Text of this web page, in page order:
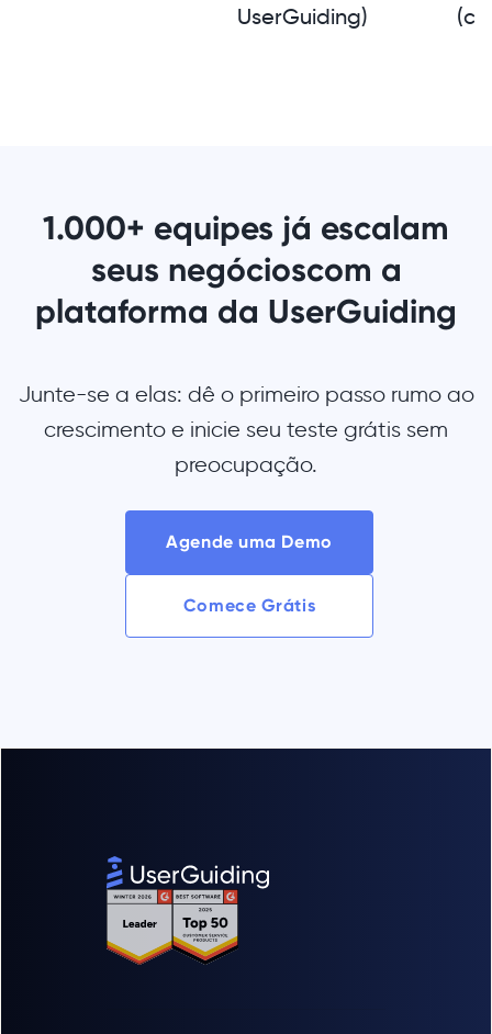
UserGuiding)
1.000+ equipes já escalam
seus negócioscom a
plataforma da UserGuiding
Junte-se a elas: dê o primeiro passo rumo ao
crescimento e inicie seu teste grátis sem
preocupação.
Agende uma Demo
Comece Grátis